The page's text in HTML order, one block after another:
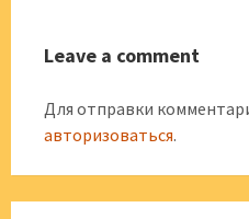
Leave a comment
Для отправки
авторизоваться.